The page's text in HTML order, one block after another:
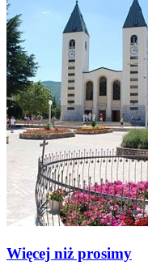
Więcej niż prosimy